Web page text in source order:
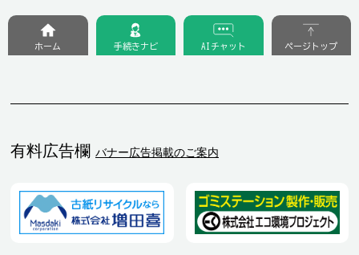
有料広告欄 バナー広告掲載のご案内
ホーム 手続きナビ AIチャット ページトップ